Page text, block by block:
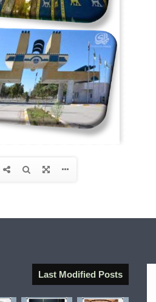
Last Modified Posts